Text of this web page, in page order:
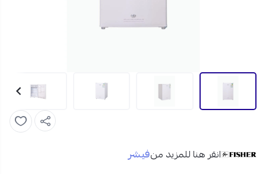
انقر هنا للمزيد منفيشر